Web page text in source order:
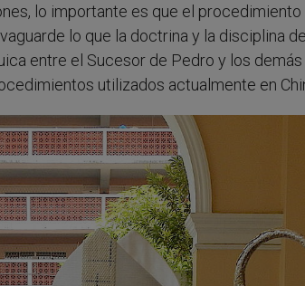
lo importante es que el procedimiento
lo que la doctrina y la disciplina
entre el Sucesor de Pedro y los
utilizados actualmente en